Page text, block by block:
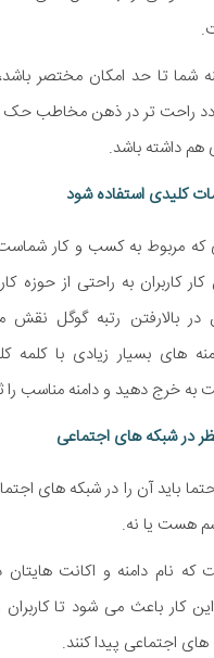
شما تا حد امکان مختصر
راحت تر در ذهن مخاطب حک
هم داشته باشد.
کلیدی استفاده شود
که مربوط به کسب و کار شماست
کاربران به راحتی از حوزه
بالارفتن رتبه گوگل نقش
های بسیار زیادی با کلمه
به خرج دهید و دامنه مناسب را
در شبکه های اجتماعی
باید آن را در شبکه های
هست یا نه.
که نام دامنه و اکانت
کار باعث می شود تا کاربران
اجتماعی پیدا کنند.